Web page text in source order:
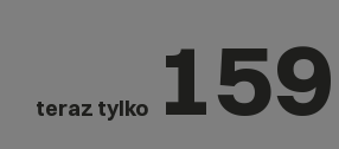
teraz tylko 159